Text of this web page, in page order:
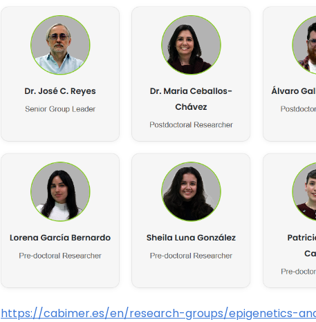
https://cabimer.es/en/research-groups/epigenetics-